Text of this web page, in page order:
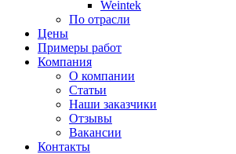
Weintek
По отрасли
Цены
Примеры работ
Компания
О компании
Статьи
Наши заказчики
Отзывы
Вакансии
Контакты